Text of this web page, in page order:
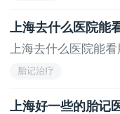
上海去什么医院能
上海去什么医院能
胎记治疗
上海好一些的胎记